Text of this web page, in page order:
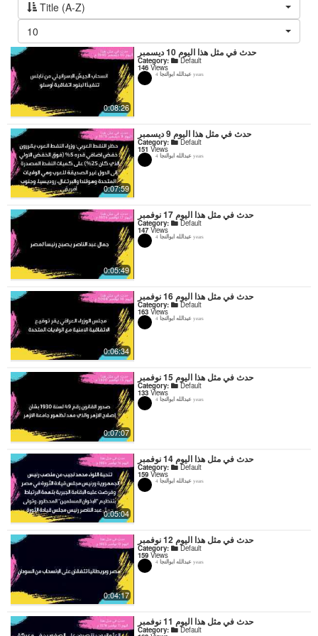
Title (A-Z)
10
0:08:26
حدث في مثل هذا اليوم 10 ديسمبر
Category: Default
146 Views
عبدالله ابوالنجا 4 years
0:07:59
حدث في مثل هذا اليوم 9 ديسمبر
Category: Default
151 Views
عبدالله ابوالنجا 4 years
0:05:49
حدث في مثل هذا اليوم 17 نوفمبر
Category: Default
147Views
عبدالله ابوالنجا 4 years
0:06:34
حدث في مثل هذا اليوم 16 نوفمبر
Category: Default
163 Views
عبدالله ابوالنجا 4 years
0:07:07
حدث في مثل هذا اليوم 15 نوفمبر
Category: Default
133 Views
عبدالله ابوالنجا 4 years
0:05:04
حدث في مثل هذا اليوم 14 نوفمبر
Category: Default
159 Views
عبدالله ابوالنجا 4 years
0:04:17
حدث في مثل هذا اليوم 12 نوفمبر
Category: Default
159 Views
عبدالله ابوالنجا 4 years
حدث في مثل هذا اليوم 11 نوفمبر
Category: Default